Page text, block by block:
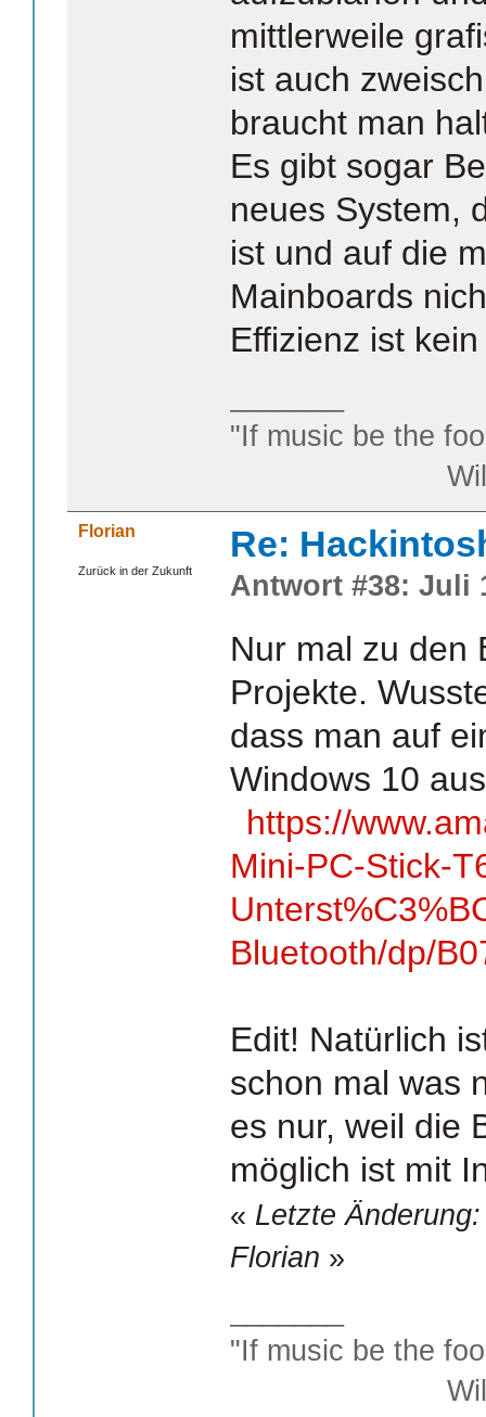
mittlerweile
ist auch
braucht man
Es gibt sogar
neues System,
ist und auf die
Mainboards
Effizienz ist
"If music be the
William
Florian
Zurück in der Zukunft
Re:
Antwort #38: Juli
Nur mal zu den
Projekte.
dass man auf
Windows 10
https://
Mini-PC-Stick-
Bluetooth/dp/
Edit! Natürlich
schon mal was
es nur, weil die
möglich ist mit
« Letzte
Florian »
"If music be the
William